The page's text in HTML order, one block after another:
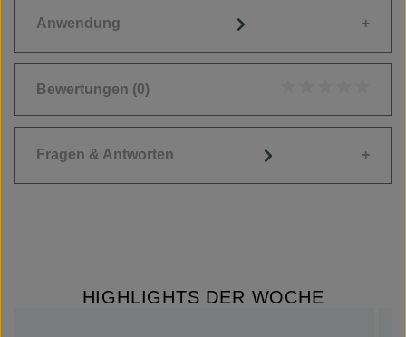
Anwendung
Bewertungen (0)
Fragen & Antworten
HIGHLIGHTS DER WOCHE